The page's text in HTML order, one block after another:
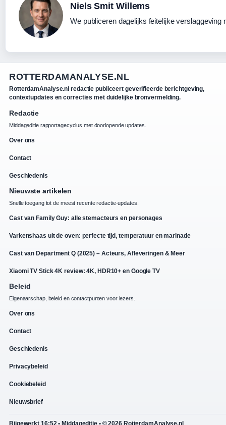
Niels Smit Willems
We publiceren dagelijks feitelijke verslaggeving
ROTTERDAMANALYSE.NL
RotterdamAnalyse.nl redactie publiceert geverifieerde berichtgeving,
contextupdates en correcties met duidelijke bronvermelding.
Redactie
Middageditie rapportagecyclus met doorlopende updates.
Over ons
Contact
Geschiedenis
Nieuwste artikelen
Snelle toegang tot de meest recente redactie-updates.
Cast van Family Guy: alle stemacteurs en personages
Varkenshaas uit de oven: perfecte tijd, temperatuur en marinade
Cast van Department Q (2025) – Acteurs, Afleveringen & Meer
Xiaomi TV Stick 4K review: 4K, HDR10+ en Google TV
Beleid
Eigenaarschap, beleid en contactpunten voor lezers.
Over ons
Contact
Geschiedenis
Privacybeleid
Cookiebeleid
Nieuwsbrief
Bijgewerkt 16:52 • Middageditie • © 2026 RotterdamAnalyse.nl